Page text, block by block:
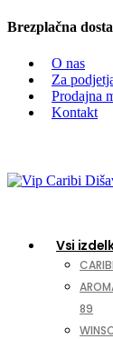
Brezplačna
O nas
Za
Prodajna
Kontakt
Vsi
CARIBI
89